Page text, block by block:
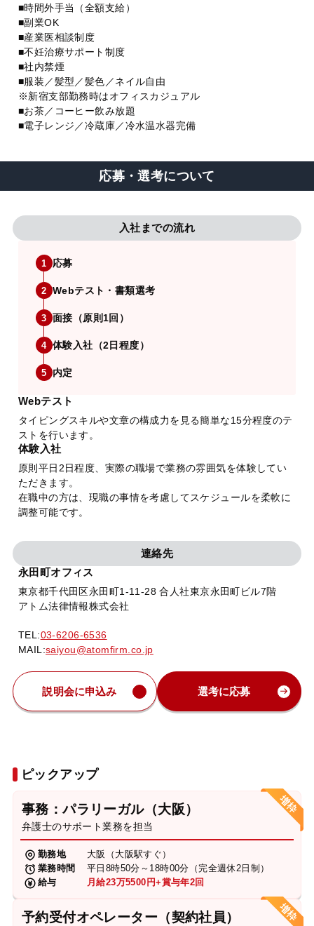
■時間外手当（全額支給）
■副業OK
■産業医相談制度
■不妊治療サポート制度
■社内禁煙
■服装／髪型／髪色／ネイル自由
※新宿支部勤務時はオフィスカジュアル
■お茶／コーヒー飲み放題
■電子レンジ／冷蔵庫／冷水温水器完備
応募・選考について
入社までの流れ
1 応募
2 Webテスト・書類選考
3 面接（原則1回）
4 体験入社（2日程度）
5 内定
Webテスト
タイピングスキルや文章の構成力を見る簡単な15分程度のテ
ストを行います。
体験入社
原則平日2日程度、実際の職場で業務の雰囲気を体験してい
ただきます。
在職中の方は、現職の事情を考慮してスケジュールを柔軟に
調整可能です。
連絡先
永田町オフィス
東京都千代田区永田町1-11-28 合人社東京永田町ビル7階
アトム法律情報株式会社
TEL:03-6206-6536
MAIL:saiyou@atomfirm.co.jp
説明会に申込み 選考に応募
ピックアップ
事務：パラリーガル（大阪）
弁護士のサポート業務を担当
勤務地
大阪（大阪駅すぐ）
業務時間
平日8時50分～18時00分（完全週休2日制）
給与
月給23万5500円+賞与年2回
予約受付オペレーター（契約社員）